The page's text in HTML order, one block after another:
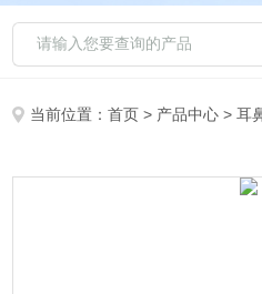
当前位置：首页 > 产品中心 >耳